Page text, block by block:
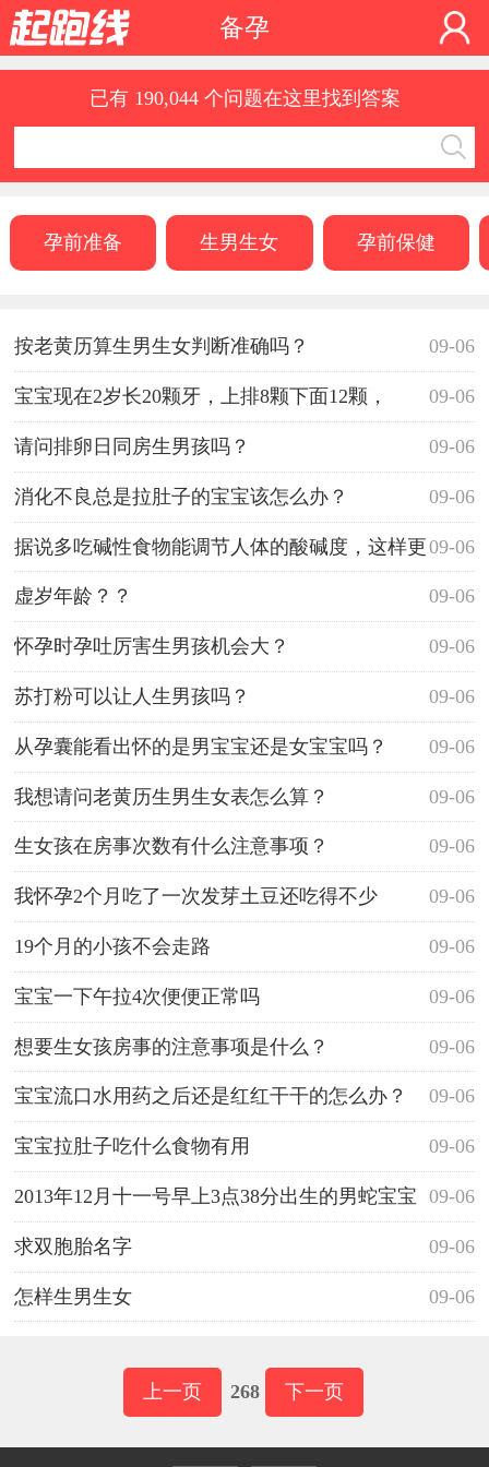
备孕
已有 190,044 个问题在这里找到答案
孕前准备 生男生女 孕前保健
09-06
按老黄历算生男生女判断准确吗？
09-06
宝宝现在2岁长20颗牙，上排8颗下面12颗，
09-06
请问排卵日同房生男孩吗？
09-06
消化不良总是拉肚子的宝宝该怎么办？
09-06
据说多吃碱性食物能调节人体的酸碱度，这样更
能生男孩，请问是针对男性还是女性呢？ 09-06
虚岁年龄？？
09-06
怀孕时孕吐厉害生男孩机会大？
09-06
苏打粉可以让人生男孩吗？
09-06
从孕囊能看出怀的是男宝宝还是女宝宝吗？
09-06
我想请问老黄历生男生女表怎么算？
09-06
生女孩在房事次数有什么注意事项？
09-06
我怀孕2个月吃了一次发芽土豆还吃得不少
09-06
19个月的小孩不会走路
09-06
宝宝一下午拉4次便便正常吗
09-06
想要生女孩房事的注意事项是什么？
09-06
宝宝流口水用药之后还是红红干干的怎么办？
09-06
宝宝拉肚子吃什么食物有用
09-06
2013年12月十一号早上3点38分出生的男蛇宝宝
取什么名字好，爸爸姓王，妈妈姓张 09-06
求双胞胎名字
09-06
怎样生男生女
上一页 268 下一页